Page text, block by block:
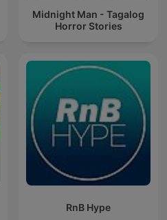
Midnight Man - Tagalog
Horror Stories
RnB Hype